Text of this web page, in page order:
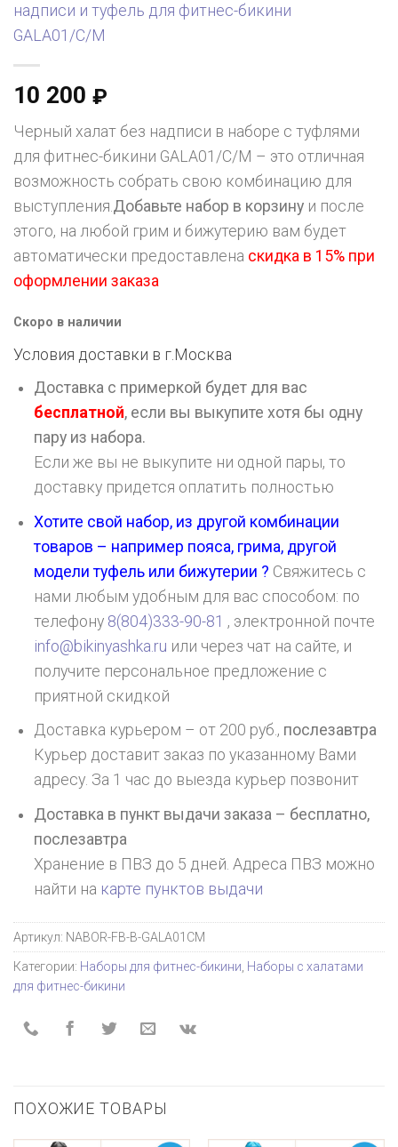
надписи и туфель для фитнес-бикини
GALA01/C/M
10 200 ₽
Черный халат без надписи в наборе с туфлями
для фитнес-бикини GALA01/C/M – это отличная
возможность собрать свою комбинацию для
выступления. Добавьте набор в корзину и после
этого, на любой грим и бижутерию вам будет
автоматически предоставлена скидка в 15% при
оформлении заказа
Скоро в наличии
Условия доставки в г. Москва
Доставка с примеркой будет для вас
бесплатной, если вы выкупите хотя бы одну
пару из набора.
Если же вы не выкупите ни одной пары, то
доставку придется оплатить полностью
Хотите свой набор, из другой комбинации
товаров – например пояса, грима, другой
модели туфель или бижутерии ? Свяжитесь с
нами любым удобным для вас способом: по
телефону 8(804)333-90-81 , электронной почте
info@bikinyashka.ru или через чат на сайте, и
получите персональное предложение с
приятной скидкой
Доставка курьером – от 200 руб., послезавтра
Курьер доставит заказ по указанному Вами
адресу. За 1 час до выезда курьер позвонит
Доставка в пункт выдачи заказа – бесплатно,
послезавтра
Хранение в ПВЗ до 5 дней. Адреса ПВЗ можно
найти на карте пунктов выдачи
Артикул: NABOR-FB-B-GALA01CM
Категории: Наборы для фитнес-бикини Наборы с халатами
для фитнес-бикини
ПОХОЖИЕ ТОВАРЫ